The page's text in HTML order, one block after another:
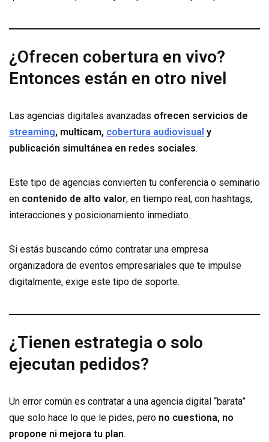
¿Ofrecen cobertura en vivo?
Entonces están en otro nivel
Las agencias digitales avanzadas ofrecen servicios de
streaming, multicam, cobertura audiovisual y
publicación simultánea en redes sociales.
Este tipo de agencias convierten tu conferencia o seminario
en contenido de alto valor, en tiempo real, con hashtags,
interacciones y posicionamiento inmediato.
Si estás buscando cómo contratar una empresa
organizadora de eventos empresariales que te impulse
digitalmente, exige este tipo de soporte.
¿Tienen estrategia o solo
ejecutan pedidos?
Un error común es contratar a una agencia digital “barata”
que solo hace lo que le pides, pero no cuestiona, no
propone ni mejora tu plan.